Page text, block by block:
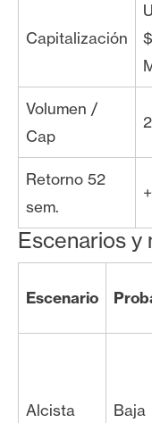
Capitalización
Volumen /
Cap
Retorno 52
sem.
Escenarios y
Escenario
Alcista Baja